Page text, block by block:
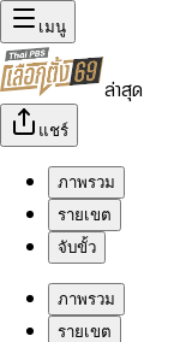
เมนู
ล่าสุด
แชร์
ภาพรวม
รายเขต
จับขั้ว
ภาพรวม
รายเขต